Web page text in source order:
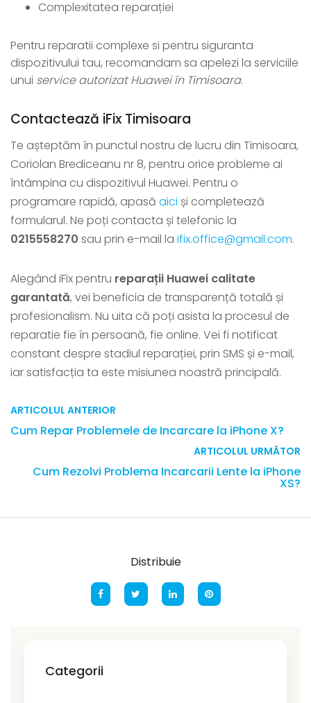
Complexitatea reparației
Pentru reparatii complexe si pentru siguranta
dispozitivului tau, recomandam sa apelezi la serviciile
unui service autorizat Huawei în Timisoara.
Contactează iFix Timisoara
Te așteptăm în punctul nostru de lucru din Timisoara,
Coriolan Brediceanu nr 8, pentru orice probleme ai
întâmpina cu dispozitivul Huawei. Pentru o
programare rapidă, apasă aici și completează
formularul. Ne poți contacta și telefonic la
0215558270 sau prin e-mail la ifix.office@gmail.com.
Alegând iFix pentru reparații Huawei calitate
garantată, vei beneficia de transparență totală și
profesionalism. Nu uita că poți asista la procesul de
reparatie fie în persoană, fie online. Vei fi notificat
constant despre stadiul reparației, prin SMS și e-mail,
iar satisfacția ta este misiunea noastră principală.
ARTICOLUL ANTERIOR
Cum Repar Problemele de Incarcare la iPhone X?
ARTICOLUL URMĂTOR
Cum Rezolvi Problema Incarcarii Lente la iPhone
XS?
Distribuie
Categorii